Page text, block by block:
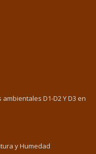
D1-D2 Y D3 en
y Humedad